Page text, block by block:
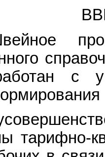
с
тарифно-